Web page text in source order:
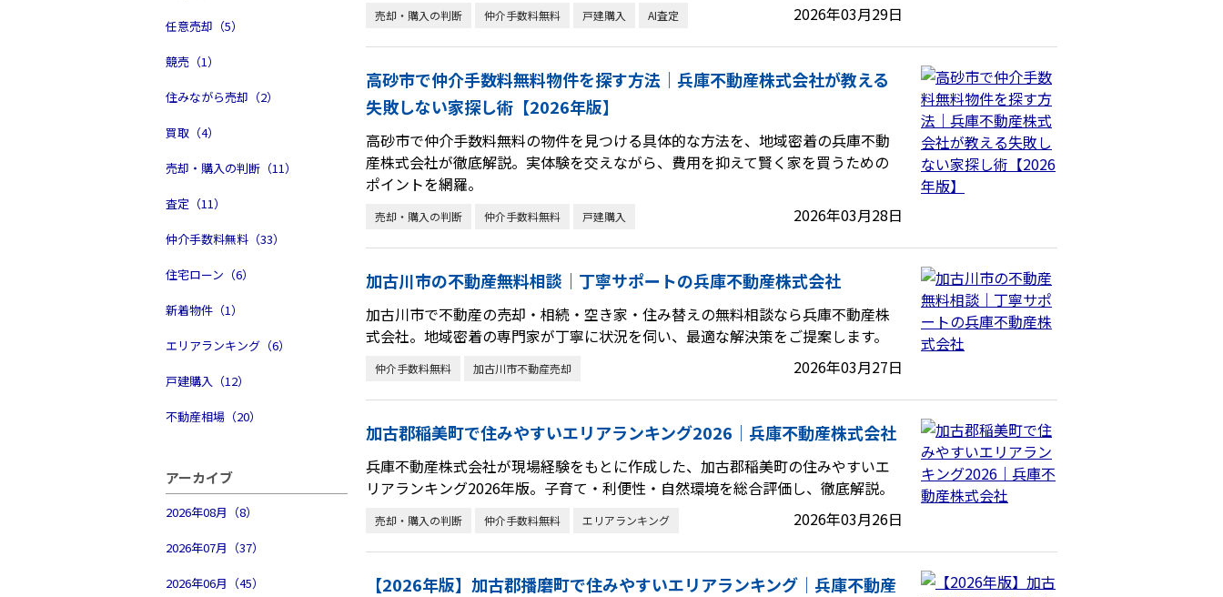
任意売却（5）
競売（1）
住みながら売却（2）
買取（4）
売却・購入の判断（11）
査定（11）
仲介手数料無料（33）
住宅ローン（6）
新着物件（1）
エリアランキング（6）
戸建購入（12）
不動産相場（20）
アーカイブ
2026年08月（8）
2026年07月（37）
2026年06月（45）
売却・購入の判断 仲介手数料無料 戸建購入 AI査定 2026年03月29日
高砂市で仲介手数料無料物件を探す方法｜兵庫不動産株式会社が教える
失敗しない家探し術【2026年版】
高砂市で仲介手数料無料の物件を見つける具体的な方法を、地域密着の兵庫不動
産株式会社が徹底解説。実体験を交えながら、費用を抑えて賢く家を買うための
ポイントを網羅。
売却・購入の判断 仲介手数料無料 戸建購入 2026年03月28日
加古川市の不動産無料相談｜丁寧サポートの兵庫不動産株式会社
加古川市で不動産の売却・相続・空き家・住み替えの無料相談なら兵庫不動産株
式会社。地域密着の専門家が丁寧に状況を伺い、最適な解決策をご提案します。
仲介手数料無料 加古川市不動産売却 2026年03月27日
加古郡稲美町で住みやすいエリアランキング2026｜兵庫不動産株式会社
兵庫不動産株式会社が現場経験をもとに作成した、加古郡稲美町の住みやすいエ
リアランキング2026年版。子育て・利便性・自然環境を総合評価し、徹底解説。
売却・購入の判断 仲介手数料無料 エリアランキング 2026年03月26日
【2026年版】加古郡播磨町で住みやすいエリアランキング｜兵庫不動産